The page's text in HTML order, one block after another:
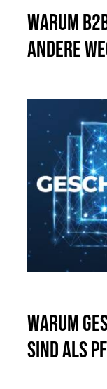
Warum
andere
Warum
sind als